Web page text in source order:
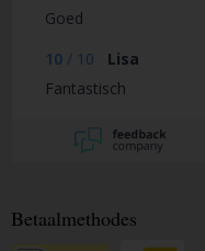
Goed
10 / 10
Lisa
Fantastisch
Betaalmethodes